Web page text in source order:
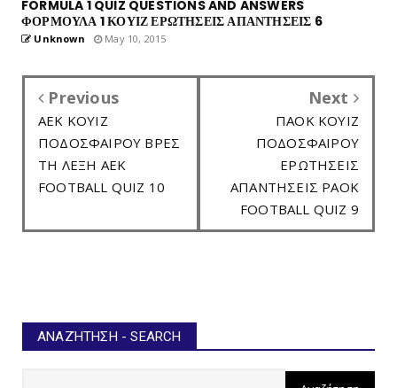
FORMULA 1 QUIZ QUESTIONS AND ANSWERS
ΦΟΡΜΟΥΛΑ 1 ΚΟΥΙΖ ΕΡΩΤΗΣΕΙΣ ΑΠΑΝΤΗΣΕΙΣ 6
Unknown May 10, 2015
Previous
ΑΕΚ ΚΟΥΙΖ
ΠΟΔΟΣΦΑΙΡΟΥ ΒΡΕΣ
ΤΗ ΛΕΞΗ AEK
FOOTBALL QUIZ 10
Next
ΠΑΟΚ ΚΟΥΙΖ
ΠΟΔΟΣΦΑΙΡΟΥ
ΕΡΩΤΗΣΕΙΣ
ΑΠΑΝΤΗΣΕΙΣ PAOK
FOOTBALL QUIZ 9
ΑΝΑΖΉΤΗΣΗ - SEARCH